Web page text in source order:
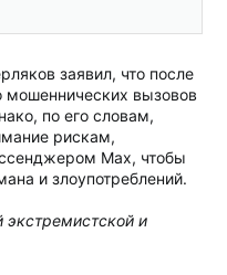
заявил, что после
мошеннических вызовов
по его словам,
рискам,
Max, чтобы
и злоупотреблений.
экстремистской и